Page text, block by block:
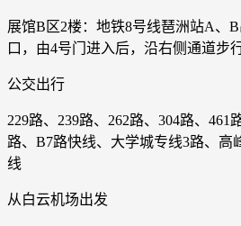
展馆B区2楼：地铁8号线琶洲站A、
口，由4号门进入后，沿右侧通道步
公交出行
229路、239路、262路、304路、461
路、B7路快线、大学城专线3路、高
线
从白云机场出发